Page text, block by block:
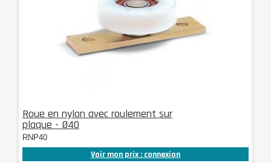
Roue en nylon avec roulement sur
plaque - Ø40
RNP40
Voir mon prix : connexion